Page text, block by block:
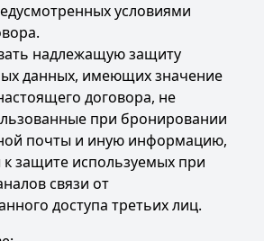
условиями
надлежащую защиту
данных, имеющих значение
договора, не
при бронировании
почты и иную информацию,
защите используемых при
связи от
доступа третьих лиц.